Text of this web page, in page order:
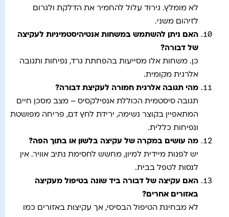
לא מומלץ. גירוד עלול להחמיר את הדלקת ולגרום
לזיהום משני.
האם ניתן להשתמש במשחות אנטיהיסטמיניות לעקיצה
של דבורה?
כן. משחות אלו מסייעות בהפחתת גרד, נפיחות ותגובה
אלרגית מקומית.
מהי תגובה אלרגית חמורה לעקיצת דבורה?
תגובה סיסטמית הכוללת אנפילקסיס – מצב מסכן חיים
המתאפיין בקוצר נשימה, ירידת לחץ דם, פריחה מפושטת
ונפיחות כללית.
מה עושים במקרה של עקיצה בלשון או בתוך הפה?
יש לפנות מיידית למיון, מחשש לחסימת נתיב אוויר. אין
לנסות לטפל בבית.
האם עקיצה של דבורה ביד שונה בטיפול מעקיצה
באזורים אחרים?
לא מבחינת הטיפול הבסיסי, אך עקיצות באזורים כמו